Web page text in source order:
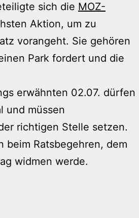
sich die MOZ-
Aktion, um zu
vorangeht. Sie gehören
Park fordert und die
erwähnten 02.07. dürfen
und müssen
richtigen Stelle setzen.
beim Ratsbegehren, dem
widmen werde.